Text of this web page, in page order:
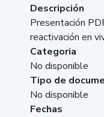
Descripción
Presentación
reactivación en
Categoria
No disponible
Tipo de
No disponible
Fechas